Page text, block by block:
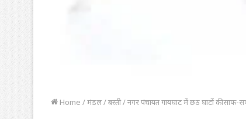
Home /मंडल/बस्ती/नगर पंचायत गायघाट में छठ घाटों की साफ-